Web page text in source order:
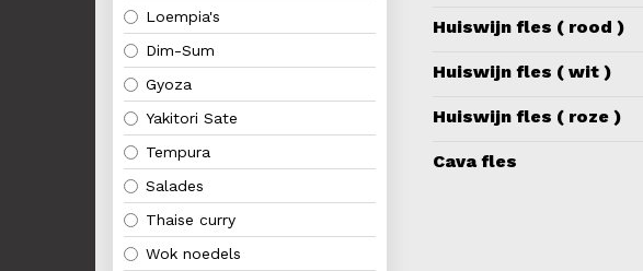
Loempia's
Dim-Sum
Gyoza
Yakitori Sate
Tempura
Salades
Thaise curry
Wok noedels
Huiswijn fles ( rood )
Huiswijn fles ( wit )
Huiswijn fles ( roze )
Cava fles